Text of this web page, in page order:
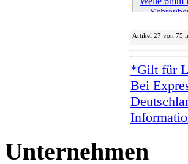
Artikel 27 von 75
*Gilt für
Bei
Unternehmen